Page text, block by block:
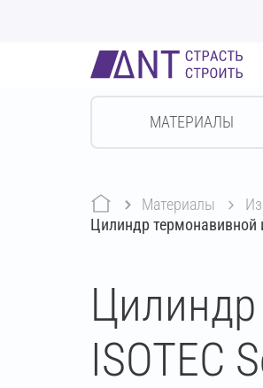
МАТЕРИАЛЫ
Материалы
Цилиндр термонавивной
ISOTEC